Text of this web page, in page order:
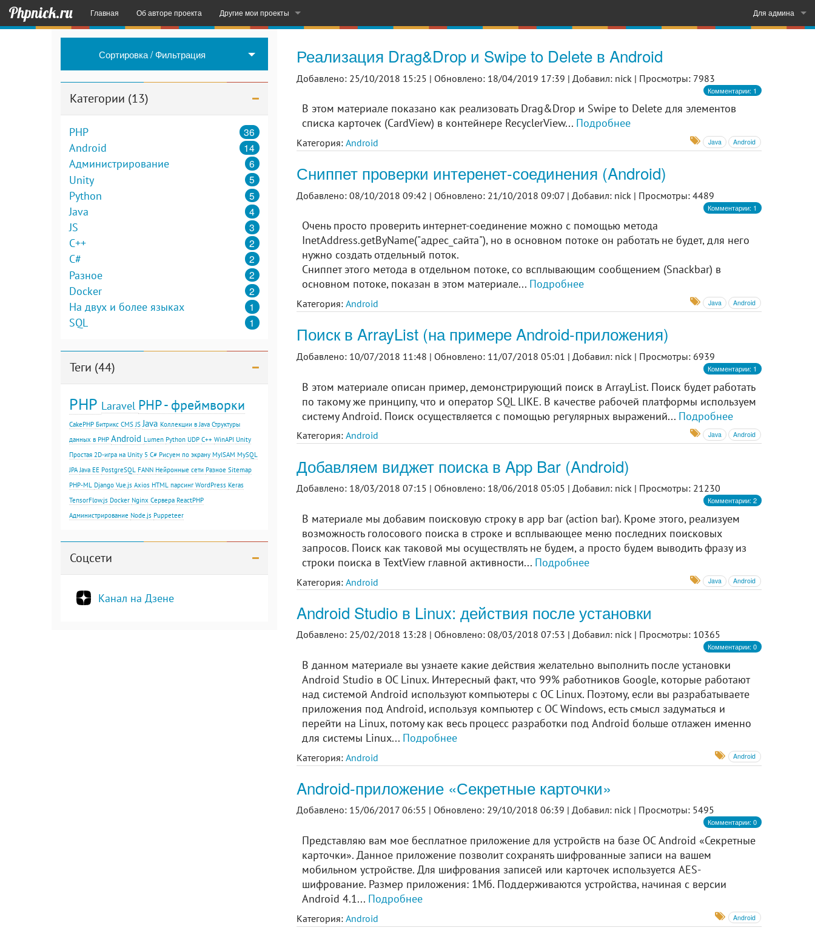
Phpnick.ru Главная Об авторе проекта Другие мои проекты
English Space
– СМС-рассылка с вашего компьютера
Для админа
Сортировка / Фильтрация
Категории (13)
PHP 36
Android 14
Администрирование 6
Unity 5
Python 5
Java 4
JS 3
C++ 2
C# 2
Разное 2
Docker 2
На двух и более языках 1
SQL 1
Теги (44)
PHP Laravel PHP - фреймворки
CakePHP Битрикс CMS JS Java Коллекции в Java Структуры
данных в PHP Android Lumen Python UDP С++ WinAPI Unity
Простая 2D-игра на Unity 5 C# Рисуем по экрану MyISAM MySQL
JPA Java EE PostgreSQL FANN Нейронные сети Разное Sitemap
PHP-ML Django Vue.js Axios HTML парсинг WordPress Keras
TensorFlow.js Docker Nginx Сервера ReactPHP
Администрирование Node.js Puppeteer
Соцсети
Канал на Дзене
Реализация Drag&Drop и Swipe to Delete в Android
Добавлено: 25/10/2018 15:25 | Обновлено: 18/04/2019 17:39 | Добавил: nick | Просмотры: 7983
Комментарии: 1
В этом материале показано как реализовать Drag&Drop и Swipe to Delete для элементов
списка карточек (CardView) в контейнере RecyclerView... Подробнее
Категория:Android Java Android
Сниппет проверки интеренет-соединения (Android)
Добавлено: 08/10/2018 09:42 | Обновлено: 21/10/2018 09:07 | Добавил: nick | Просмотры: 4489
Комментарии: 1
Очень просто проверить интернет-соединение можно с помощью метода
InetAddress.getByName("адрес_сайта"), но в основном потоке он работать не будет, для него
нужно создать отдельный поток.
Сниппет этого метода в отдельном потоке, со всплывающим сообщением (Snackbar) в
основном потоке, показан в этом материале... Подробнее
Категория:Android Java Android
Поиск в ArrayList (на примере Android-приложения)
Добавлено: 10/07/2018 11:48 | Обновлено: 11/07/2018 05:01 |Добавил: nick | Просмотры: 6939
Комментарии: 1
В этом материале описан пример, демонстрирующий поиск в ArrayList. Поиск будет работать
по такому же принципу, что и оператор SQL LIKE. В качестве рабочей платформы используем
систему Android. Поиск осуществляется с помощью регулярных выражений... Подробнее
Категория:Android Java Android
Добавляем виджет поиска в App Bar (Android)
Добавлено: 18/03/2018 07:15 | Обновлено: 18/06/2018 05:05 |Добавил: nick | Просмотры: 21230
Комментарии: 2
В материале мы добавим поисковую строку в app bar (action bar). Кроме этого, реализуем
возможность голосового поиска в строке и всплывающее меню последних поисковых
запросов. Поиск как таковой мы осуществлять не будем, а просто будем выводить фразу из
строки поиска в TextView главной активности... Подробнее
Категория:Android Java Android
Android Studio в Linux: действия после установки
Добавлено: 25/02/2018 13:28 | Обновлено: 08/03/2018 07:53 |Добавил: nick | Просмотры: 10365
Комментарии: 0
В данном материале вы узнаете какие действия желательно выполнить после установки
Android Studio в ОС Linux. Интересный факт, что 99% работников Google, которые работают
над системой Android используют компьютеры с ОС Linux. Поэтому, если вы разрабатываете
приложения под Android, используя компьютер с ОС Windows, есть смысл задуматься и
перейти на Linux, потому как весь процесс разработки под Android больше отлажен именно
для системы Linux... Подробнее
Категория:Android Android
Android-приложение «Секретные карточки»
Добавлено: 15/06/2017 06:55 | Обновлено: 29/10/2018 06:39 |Добавил: nick | Просмотры: 5495
Комментарии: 0
Представляю вам мое бесплатное приложение для устройств на базе ОС Android «Секретные
карточки». Данное приложение позволит сохранять шифрованные записи на вашем
мобильном устройстве. Для шифрования записей или карточек используется AES-
шифрование. Размер приложения: 1Мб. Поддерживаются устройства, начиная с версии
Android 4.1... Подробнее
Категория:Android Android